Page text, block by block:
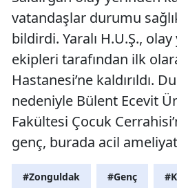
vatandaşlar durumu
bildirdi. Yaralı H.U.Ş.,
ekipleri tarafından ilk
Hastanesi’ne kaldırıldı.
nedeniyle Bülent Ecevit
Fakültesi Çocuk
genç, burada acil
#Zonguldak #Genç